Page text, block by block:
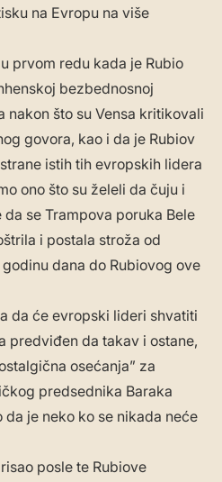
na Evropu na više
prvom redu kada je Rubio
bezbednosnoj
nakon što su Vensa kritikovali
govora, kao i da je Rubiov
istih tih evropskih lidera
ono što su želeli da čuju i
se Trampova poruka Bele
i postala stroža od
dana do Rubiovog ove
da će evropski lideri shvatiti
predviđen da takav i ostane,
osećanja” za
predsednika Baraka
je neko ko se nikada neće
posle te Rubiove